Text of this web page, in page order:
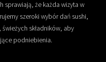
sprawiają, że każda wizyta w
szeroki wybór dań sushi,
składników, aby
podniebienia.